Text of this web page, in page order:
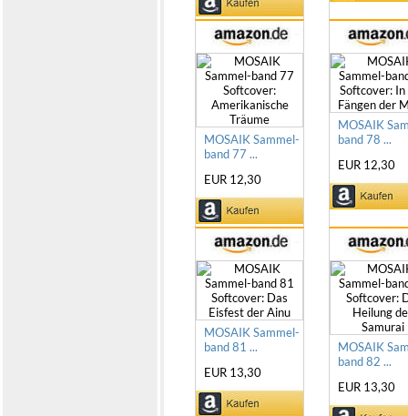
MOSAIK Sammel-
band 77 ...
EUR 12,30
MOSAIK
band 78 ...
EUR 12,30
MOSAIK Sammel-
band 81 ...
EUR 13,30
MOSAIK
band 82 ...
EUR 13,30